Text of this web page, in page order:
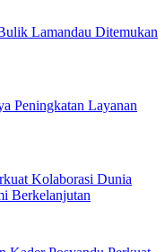
Lamandau Ditemukan
Peningkatan Layanan
Kolaborasi Dunia
Berkelanjutan